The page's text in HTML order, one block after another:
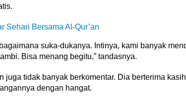
Sehari Bersama Al-Qur’an
suka-dukanya. Intinya, kami banyak
Bisa menang begitu,” tandasnya.
juga tidak banyak berkomentar. Dia berterima
dengan hangat.